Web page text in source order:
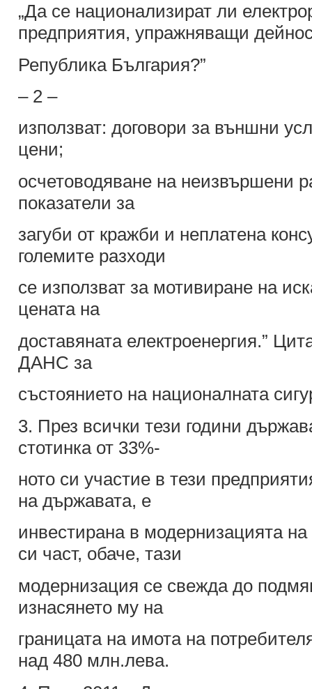
„Да се национализират ли
предприятия, упражняващи
Република България?”
– 2 –
използват: договори за външни
цени;
осчетоводяване на неизвършени
показатели за
загуби от кражби и неплатена
големите разходи
се използват за мотивиране на
цената на
доставяната електроенергия.”
ДАНС за
състоянието на националната
3. През всички тези години
стотинка от 33%-
ното си участие в тези
на държавата, е
инвестирана в модернизацията
си част, обаче, тази
модернизация се свежда до
изнасянето му на
границата на имота на
над 480 млн.лева.